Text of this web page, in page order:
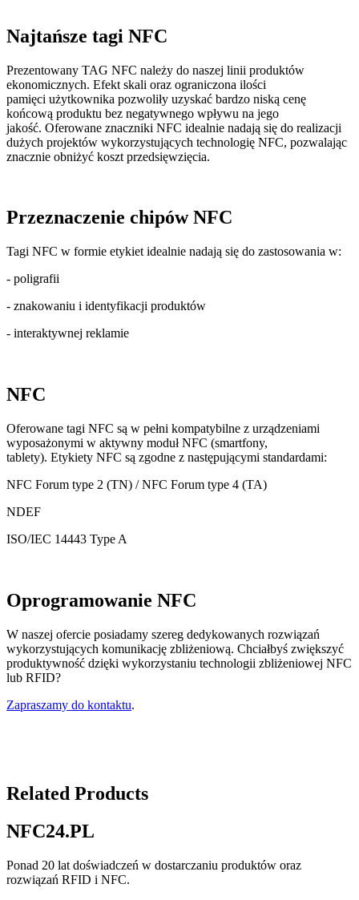
Najtańsze tagi NFC
Prezentowany TAG NFC należy do naszej linii produktów
ekonomicznych. Efekt skali oraz ograniczona ilości
pamięci użytkownika pozwoliły uzyskać bardzo niską cenę
końcową produktu bez negatywnego wpływu na jego
jakość. Oferowane znaczniki NFC idealnie nadają się do realizacji
dużych projektów wykorzystujących technologię NFC, pozwalając
znacznie obniżyć koszt przedsięwzięcia.
Przeznaczenie chipów NFC
Tagi NFC w formie etykiet idealnie nadają się do zastosowania w:
- poligrafii
- znakowaniu i identyfikacji produktów
- interaktywnej reklamie
NFC
Oferowane tagi NFC są w pełni kompatybilne z urządzeniami
wyposażonymi w aktywny moduł NFC (smartfony,
tablety). Etykiety NFC są zgodne z następującymi standardami:
NFC Forum type 2 (TN) / NFC Forum type 4 (TA)
NDEF
ISO/IEC 14443 Type A
Oprogramowanie NFC
W naszej ofercie posiadamy szereg dedykowanych rozwiązań
wykorzystujących komunikację zbliżeniową. Chciałbyś zwiększyć
produktywność dzięki wykorzystaniu technologii zbliżeniowej NFC
lub RFID?
Zapraszamy do kontaktu.
Related Products
NFC24.PL
Ponad 20 lat doświadczeń w dostarczaniu produktów oraz
rozwiązań RFID i NFC.